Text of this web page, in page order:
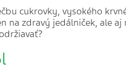
cukrovky, vysokého
na zdravý jedálniček, ale